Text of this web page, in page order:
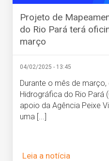
Projeto de
do Rio Pará terá
março
04/02/2025 - 13:45
Durante o mês de
Hidrográfica do Rio Pará
apoio da Agência Peixe
uma [...]
Leia a notícia